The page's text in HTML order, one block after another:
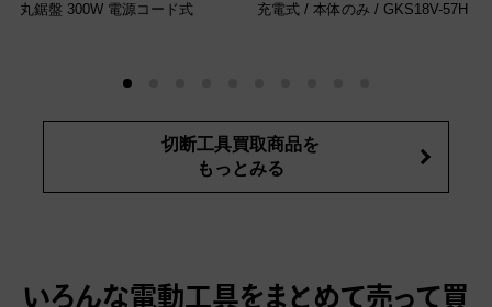
丸鋸盤 300W 電源コード式
充電式 / 本体のみ / GKS18V-57H
切断工具買取商品を
もっとみる
いろんな電動工具をまとめて売って 買